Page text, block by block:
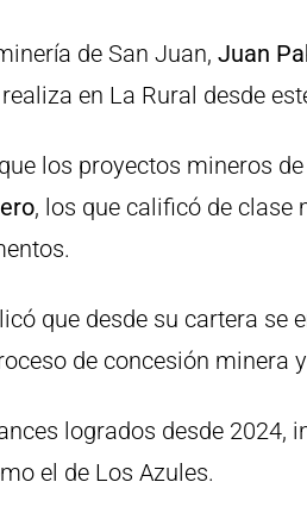
de San Juan, Juan
en La Rural desde
los proyectos mineros
, los que calificó de clase
que desde su cartera se
de concesión minera
logrados desde 2024,
el de Los Azules.